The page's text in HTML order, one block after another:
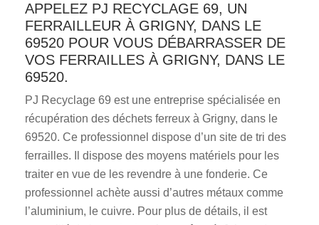
APPELEZ PJ RECYCLAGE 69, UN
FERRAILLEUR À GRIGNY, DANS LE
69520 POUR VOUS DÉBARRASSER DE
VOS FERRAILLES À GRIGNY, DANS LE
69520.
PJ Recyclage 69 est une entreprise spécialisée en
récupération des déchets ferreux à Grigny, dans le
69520. Ce professionnel dispose d’un site de tri des
ferrailles. Il dispose des moyens matériels pour les
traiter en vue de les revendre à une fonderie. Ce
professionnel achète aussi d’autres métaux comme
l’aluminium, le cuivre. Pour plus de détails, il est